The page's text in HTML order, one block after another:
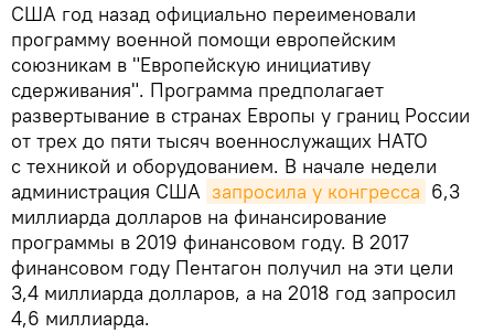
США год назад официально переименовали
программу военной помощи европейским
союзникам в "Европейскую инициативу
сдерживания". Программа предполагает
развертывание в странах Европы у границ России
от трех до пяти тысяч военнослужащих НАТО
с техникой и оборудованием. В начале недели
администрация США запросила у конгресса 6,3
миллиарда долларов на финансирование
программы в 2019 финансовом году. В 2017
финансовом году Пентагон получил на эти цели
3,4 миллиарда долларов, а на 2018 год запросил
4,6 миллиарда.